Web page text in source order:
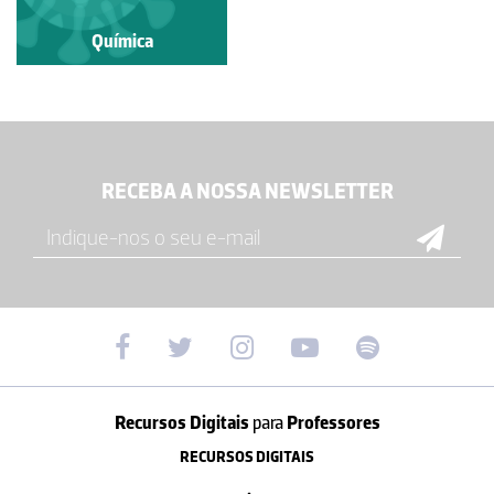
Química
RECEBA A NOSSA NEWSLETTER
Recursos Digitais paraProfessores
RECURSOS DIGITAIS